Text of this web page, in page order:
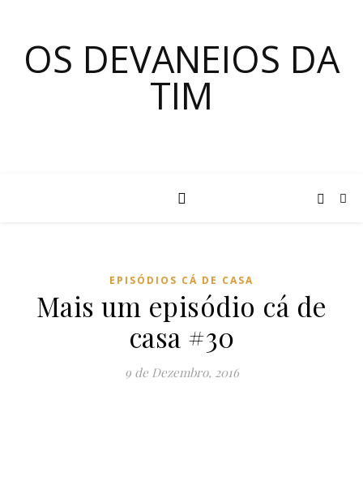
OS DEVANEIOS DA
TIM
EPISÓDIOS CÁ DE CASA
Mais um episódio cá de
casa #30
9 de Dezembro, 2016